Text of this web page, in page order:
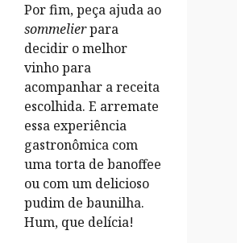
Por fim, peça ajuda ao
sommelierpara
decidir o melhor
vinho para
acompanhar a receita
escolhida. E arremate
essa experiência
gastronômica com
uma torta de banoffee
ou com um delicioso
pudim de baunilha.
Hum, que delícia!